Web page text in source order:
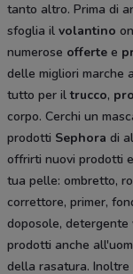
tanto altro. Prima di
sfoglia il volantino
numerose offerte e
delle migliori marche a
tutto per iltrucco,
corpo. Cerchi un
prodotti Sephora di
offrirti nuovi prodotti
tua pelle: ombretto,
correttore, primer,
doposole,
prodotti anche
della rasatura.